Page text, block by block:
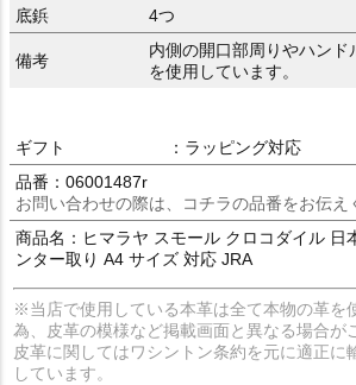
底鋲
4つ
備考
内側の開口部周りやハン
を使用しています。
ギフト
：ラッピング対応
品番：06001487r
お問い合わせの際は、コチラの品番をお伝え
商品名：ヒマラヤ スモール クロコダイル 日
ンター取り A4 サイズ 対応 JRA
※当店で使用している本革は全て本物の革を
為、皮革の模様など掲載画面と異なる場合が
皮革に関してはワシントン条約を元に適正に
しています。